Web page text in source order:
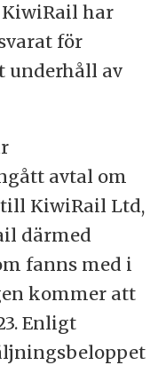
har
för
underhåll av
avtal om
KiwiRail Ltd,
därmed
fanns med i
kommer att
Enligt